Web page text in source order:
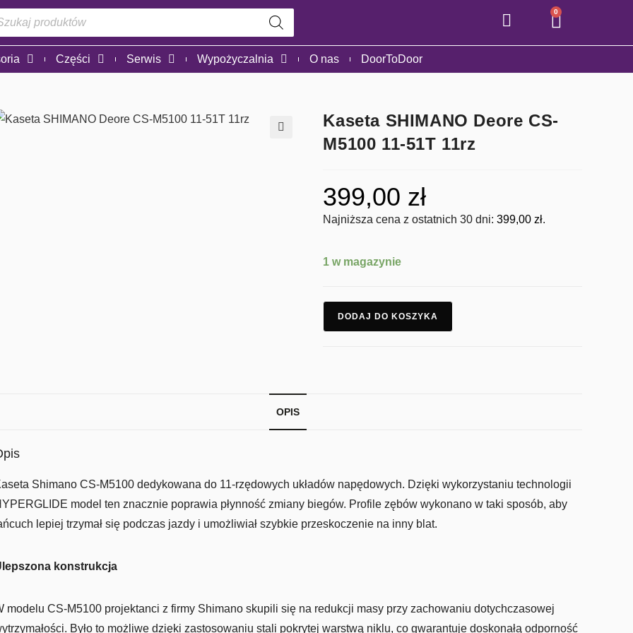
0
Części Serwis Wypożyczalnia O nas DoorToDoor
Kaseta SHIMANO Deore CS-
M5100 11-51T 11rz
399,00 zł
Najniższa cena z ostatnich 30 dni:399,00zł.
1 w magazynie
DODAJ DO KOSZYKA
OPIS
Shimano CS-M5100 dedykowana do 11-rzędowych układów napędowych. Dzięki wykorzystaniu technologii
model ten znacznie poprawia płynność zmiany biegów. Profile zębów wykonano w taki sposób, aby
lepiej trzymał się podczas jazdy i umożliwiał szybkie przeskoczenie na inny blat.
konstrukcja
modelu CS-M5100 projektanci z firmy Shimano skupili się na redukcji masy przy zachowaniu dotychczasowej
Było to możliwe dzięki zastosowaniu stali pokrytej warstwą niklu, co gwarantuje doskonałą odporność